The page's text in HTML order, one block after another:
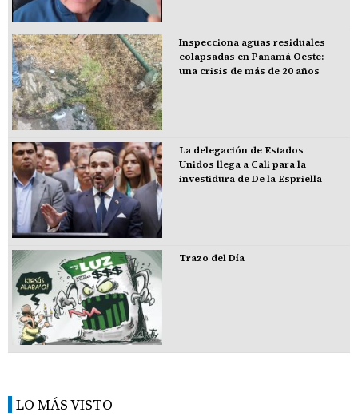
Inspecciona aguas residuales
colapsadas en Panamá Oeste:
una crisis de más de 20 años
La delegación de Estados
Unidos llega a Cali para la
investidura de De la Espriella
Trazo del Día
LO MÁS VISTO